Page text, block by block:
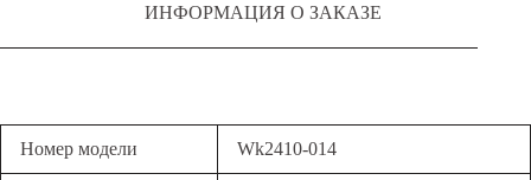
ИНФОРМАЦИЯ О ЗАКАЗЕ
Номер модели Wk2410-014